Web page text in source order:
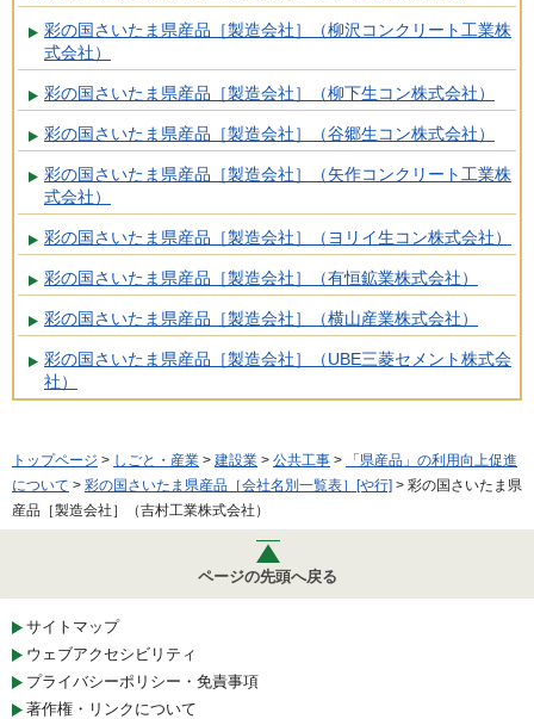
彩の国さいたま県産品［製造会社］（柳沢コンクリート工業株
式会社）
彩の国さいたま県産品［製造会社］（柳下生コン株式会社）
彩の国さいたま県産品［製造会社］（谷郷生コン株式会社）
彩の国さいたま県産品［製造会社］（矢作コンクリート工業株
式会社）
彩の国さいたま県産品［製造会社］（ヨリイ生コン株式会社）
彩の国さいたま県産品［製造会社］（有恒鉱業株式会社）
彩の国さいたま県産品［製造会社］（横山産業株式会社）
彩の国さいたま県産品［製造会社］（UBE三菱セメント株式会
社）
トップページ > しごと・産業 > 建設業 > 公共工事 >
「県産品」の利用向上促進
について > 彩の国さいたま県産品［会社名別一覧表］[や行] > 彩の国さいたま県
産品［製造会社］（吉村工業株式会社）
ページの先頭へ戻る
サイトマップ
ウェブアクセシビリティ
プライバシーポリシー・免責事項
著作権・リンクについて